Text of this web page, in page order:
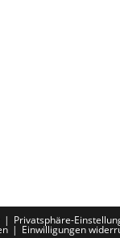
Privatsphäre-
Einwilligungen